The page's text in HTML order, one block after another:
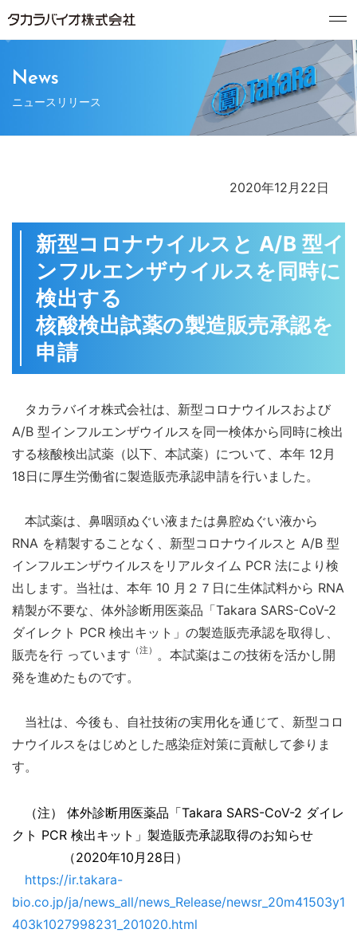
News
ニュースリリース
2020年12月22日
新型コロナウイルスと A/B 型イ
ンフルエンザウイルスを同時に
検出する
核酸検出試薬の製造販売承認を
申請
タカラバイオ株式会社は、新型コロナウイルスおよび
A/B 型インフルエンザウイルスを同一検体から同時に検出
する核酸検出試薬（以下、本試薬）について、本年 12月
18日に厚生労働省に製造販売承認申請を行いました。
本試薬は、鼻咽頭ぬぐい液または鼻腔ぬぐい液から
RNA を精製することなく、新型コロナウイルスと A/B 型
インフルエンザウイルスをリアルタイム PCR 法により検
出します。当社は、本年 10 月２７日に生体試料から RNA
精製が不要な、体外診断用医薬品「Takara SARS-CoV-2
ダイレクト PCR 検出キット」の製造販売承認を取得し、
販売を行 っています （注） 。本試薬はこの技術を活かし開
発を進めたものです。
当社は、今後も、自社技術の実用化を通じて、新型コロ
ナウイルスをはじめとした感染症対策に貢献して参りま
す。
（注） 体外診断用医薬品「Takara SARS-CoV-2 ダイレ
クト PCR 検出キット」製造販売承認取得のお知らせ
（2020年10月28日）
https://ir.takara-
bio.co.jp/ja/news_all/news_Release/newsr_20m41503y1
403k1027998231_201020.html